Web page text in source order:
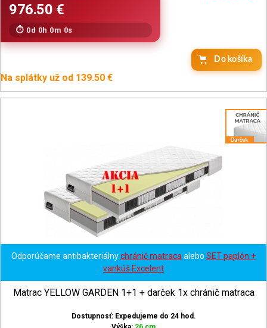
0d 0h 0m 0s
Do košíka
Na splátky už od 139.50 €
Odporúčame antibakteriálnychránič matraca alebo SET paplón +
vankúš Excelent
Matrac YELLOW GARDEN 1+1 + darček 1x chránič matraca
Dostupnosť: Expedujeme do 24 hod.